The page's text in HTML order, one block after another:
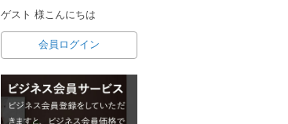
ゲスト 様こんにちは
会員ログイン